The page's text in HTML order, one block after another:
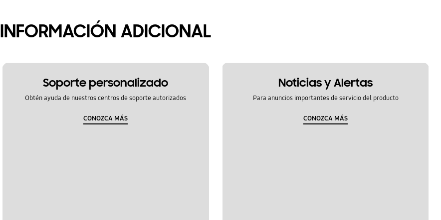
INFORMACIÓN ADICIONAL
Soporte personalizado
Obtén ayuda de nuestros centros de soporte autorizados
CONOZCA MÁS
Noticias y Alertas
Para anuncios importantes de servicio del producto
CONOZCA MÁS